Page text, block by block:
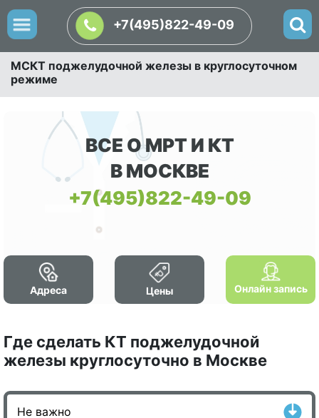
+7(495)822-49-09
МСКТ поджелудочной железы в круглосуточном
режиме
ВСЕ О МРТ И КТ
В МОСКВЕ
+7(495)822-49-09
Адреса Цены Онлайн запись
Где сделать КТ поджелудочной
железы круглосуточно в Москве